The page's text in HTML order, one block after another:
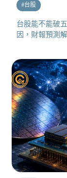
#台股
台股能不能破
因，財報預測